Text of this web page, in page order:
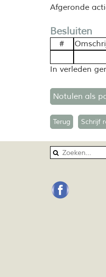
Afgeronde
Besluiten
#
In verleden
Notulen als
Terug Schrijf